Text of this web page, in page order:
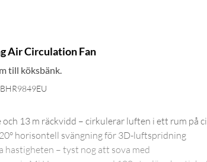
Air Circulation Fan
till köksbänk.
och 13 m räckvidd – cirkulerar luften i ett rum på
horisontell svängning för 3D-luftspridning
hastigheten – tyst nog att sova med